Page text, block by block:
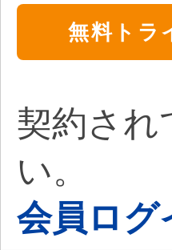
無料トラ
契約され
い。
会員ログ